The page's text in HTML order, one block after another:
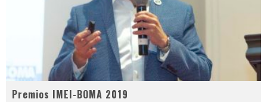
Premios IMEI-BOMA 2019